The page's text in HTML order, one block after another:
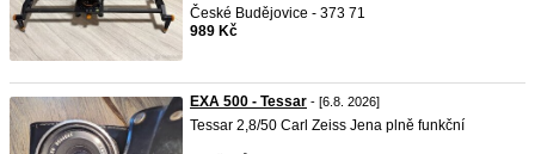
České Budějovice - 373 71
989 Kč
EXA 500 - Tessar - [6.8. 2026]
Tessar 2,8/50 Carl Zeiss Jena plně funkční